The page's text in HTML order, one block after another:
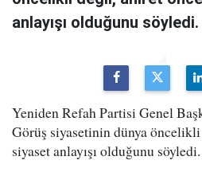
anlayışı olduğunu söyledi.
Yeniden Refah Partisi Genel
Görüş siyasetinin dünya
siyaset anlayışı olduğunu söyledi.